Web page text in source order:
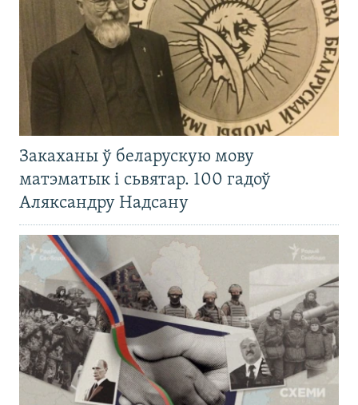
Закаханы ў беларускую мову
матэматык і сьвятар. 100 гадоў
Аляксандру Надсану